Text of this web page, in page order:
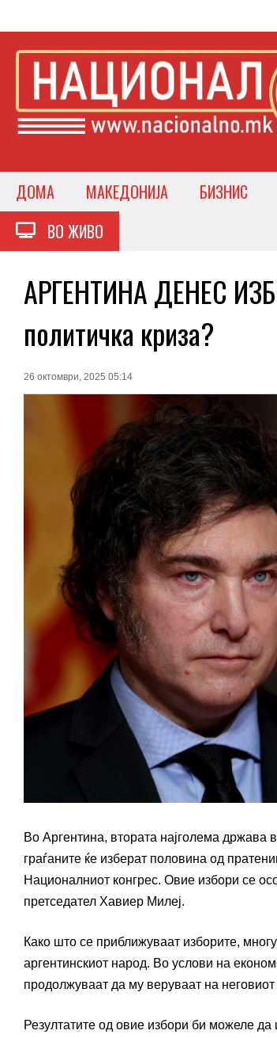
ДОМА МАКЕДОНИЈА БИЗНИС
ВО ЖИВО
АРГЕНТИНА ДЕНЕС
политичка криза?
26 октомври, 2025 05:14
Во Аргентина, втората најголема
граѓаните ќе изберат половина од
Националниот конгрес. Овие избори се
претседател Хавиер Милеј.
Како што се приближуваат изборите,
аргентинскиот народ. Во услови на
продолжуваат да му веруваат на
Резултатите од овие избори би можеле